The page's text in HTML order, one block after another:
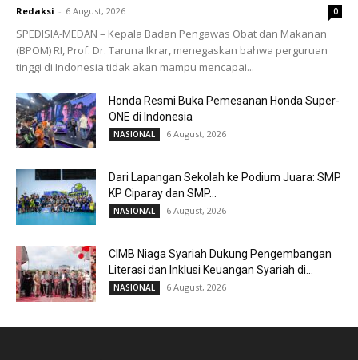
Redaksi - 6 August, 2026 0
SPEDISIA-MEDAN – Kepala Badan Pengawas Obat dan Makanan
(BPOM) RI, Prof. Dr. Taruna Ikrar, menegaskan bahwa perguruan
tinggi di Indonesia tidak akan mampu mencapai...
Honda Resmi Buka Pemesanan Honda Super-
ONE di Indonesia
NASIONAL 6 August, 2026
Dari Lapangan Sekolah ke Podium Juara: SMP
KP Ciparay dan SMP...
NASIONAL 6 August, 2026
CIMB Niaga Syariah Dukung Pengembangan
Literasi dan Inklusi Keuangan Syariah di...
NASIONAL 6 August, 2026